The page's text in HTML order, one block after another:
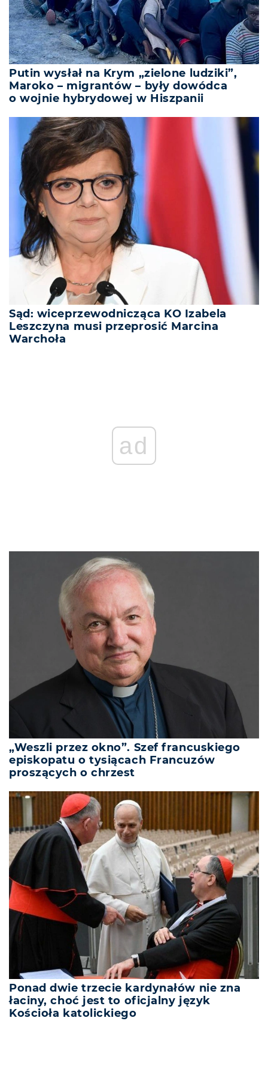
Putin wysłał na Krym „zielone ludziki”,
Maroko – migrantów – były dowódca
o wojnie hybrydowej w Hiszpanii
Sąd: wiceprzewodnicząca KO Izabela
Leszczyna musi przeprosić Marcina
Warchoła
„Weszli przez okno”. Szef francuskiego
episkopatu o tysiącach Francuzów
proszących o chrzest
Ponad dwie trzecie kardynałów nie zna
łaciny, choć jest to oficjalny język
Kościoła katolickiego